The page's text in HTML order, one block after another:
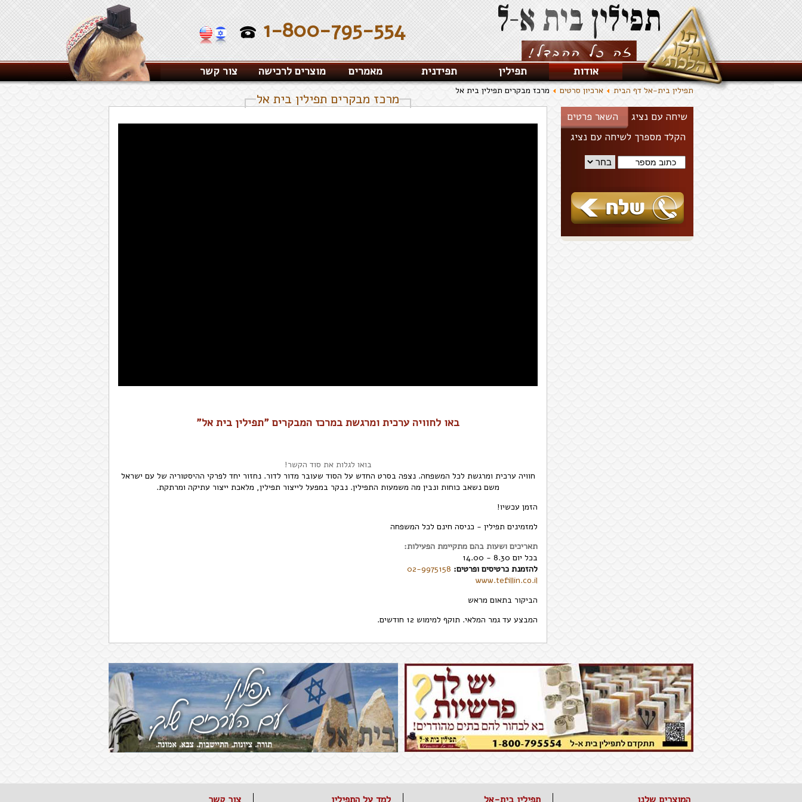
1-800-795-554
אודות תפילין תפידנית מאמרים מוצרים לרכישה צור קשר
תפילין בית-אל דף הבית ארכיון סרטים מרכז מבקרים תפילין בית אל
שיחה עם נציג
השאר פרטים
הקלד מספרך לשיחה עם נציג
מרכז מבקרים תפילין בית אל
באו לחוויה ערכית ומרגשת במרכז המבקרים "תפילין בית אל"
בואו לגלות את סוד הקשר!
חוויה ערכית ומרגשת לכל המשפחה. נצפה בסרט החדש על הסוד שעובר מדור לדור. נחזור יחד לפרקי ההיסטוריה של עם ישראל
משם נשאב כוחות ונבין מה משמעות התפילין. נבקר במפעל לייצור תפילין, מלאכת ייצור עתיקה ומרתקת.
הזמן עכשיו!
למזמינים תפילין - כניסה חינם לכל המשפחה
תאריכים ושעות בהם מתקיימת הפעילות:
בכל יום 8.30 - 14.00
להזמנת כרטיסים ופרטים: 02-9975158
www.tefillin.co.il
הביקור בתאום מראש
המבצע עד גמר המלאי. תוקף למימוש 12 חודשים.